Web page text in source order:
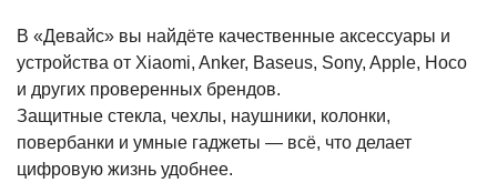
В «Девайс» вы найдёте качественные аксессуары и
устройства от Xiaomi, Anker, Baseus, Sony, Apple, Hoco
и других проверенных брендов.
Защитные стекла, чехлы, наушники, колонки,
повербанки и умные гаджеты — всё, что делает
цифровую жизнь удобнее.